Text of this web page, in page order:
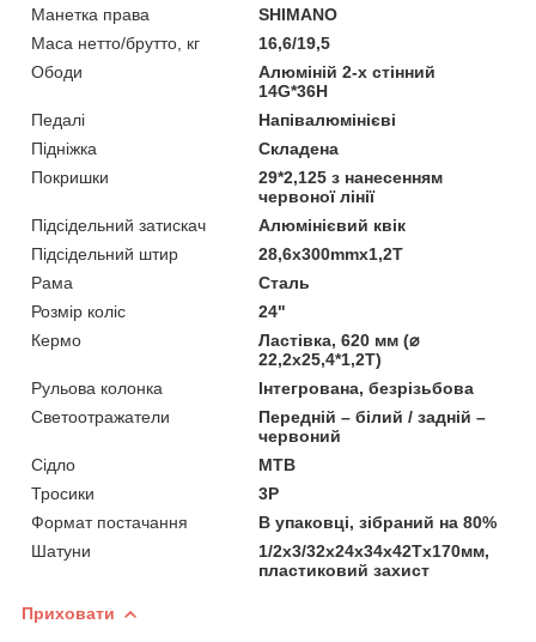
Манетка права
SHIMANO
Маса нетто/брутто, кг
16,6/19,5
Ободи
Алюміній 2-х стінний
14G*36H
Педалі
Напівалюмінієві
Підніжка
Складена
Покришки
29*2,125 з нанесенням
червоної лінії
Підсідельний затискач
Алюмінієвий квік
Підсідельний штир
28,6х300mmх1,2T
Рама
Сталь
Розмір коліс
24"
Кермо
Ластівка, 620 мм (⌀
22,2х25,4*1,2Т)
Рульова колонка
Інтегрована, безрізьбова
Светоотражатели
Передній – білий / задній –
червоний
Сідло
MTB
Тросики
3Р
Формат постачання
В упаковці, зібраний на 80%
Шатуни
1/2х3/32х24х34х42Tх170мм,
пластиковий захист
Приховати